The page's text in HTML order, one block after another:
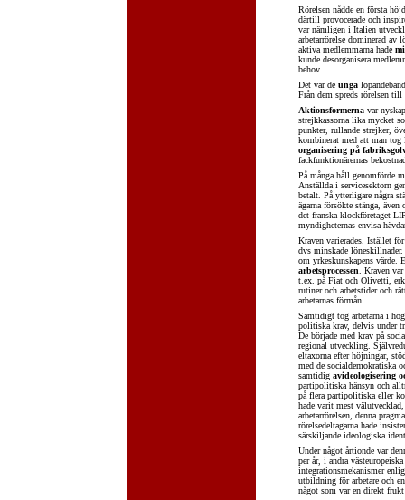
Rörelsen nådde en första
därtill provocerade och
var nämligen i Italien
arbetarrörelse dominerad av
aktiva medlemmarna hade
kunde desorganisera
behov.
Det var de unga
Från dem spreds rörelsen
Aktionsformerna var
strejkkassorna lika mycket
punkter, rullande strejker,
kombinerat med att man tog
organisering på
fackfunktionärernas
På många håll genomförde
Anställda i servicesektorn
betalt. På ytterligare några
ägarna försökte stänga,
det franska klockföretaget
myndigheternas envisa
Kraven varierades. Istället
dvs minskade
om yrkeskunskapens värde.
arbetsprocessen . Kraven
t.ex. på Fiat och Olivetti,
rutiner och arbetstider och
arbetarnas förmån.
Samtidigt tog arbetarna i
politiska krav, delvis under
De började med krav på
regional utveckling.
eltaxorna efter höjningar,
med de socialdemokratiska
samtidig avideologisering
partipolitiska hänsyn och
på flera partipolitiska eller
hade varit mest
arbetarrörelsen, denna
rörelsedeltagarna hade
särskiljande ideologiska
Under något årtionde var
per år, i andra
integrationsmekanismer
utbildning för arbetare och
något som var en direkt